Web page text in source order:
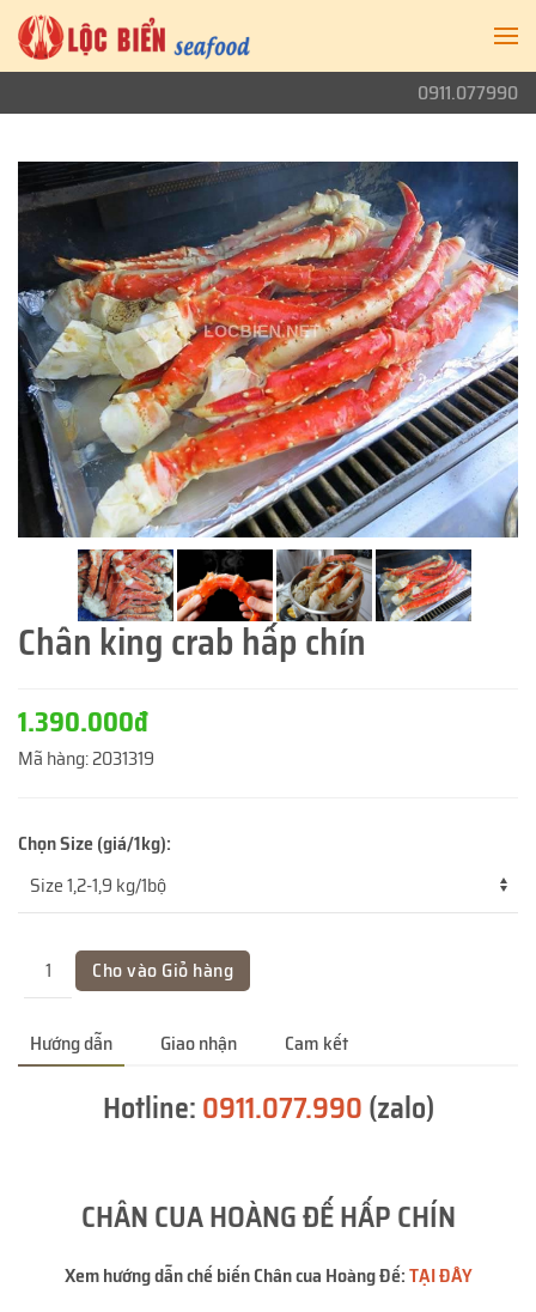
0911.077990
Chân king crab hấp chín
1.390.000đ
Mã hàng:2031319
Chọn Size (giá/1kg):
Hướng dẫn Giao nhận Cam kết
Hotline:0911.077.990(zalo)
CHÂN CUA HOÀNG ĐẾ HẤP CHÍN
Xem hướng dẫn chế biến Chân cua Hoàng Đế:TẠI ĐÂY